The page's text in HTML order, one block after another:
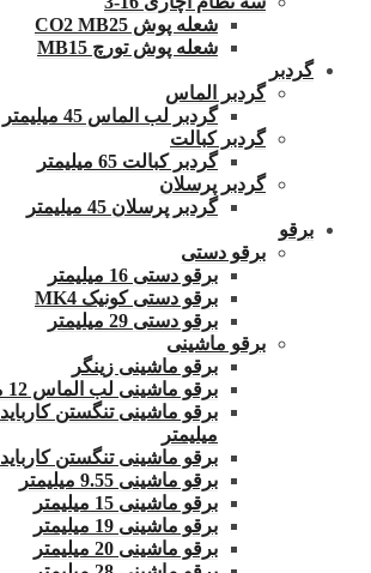
شعله پوش CO2 MB25
شعله پوش تورچ MB15
گردبر
گردبر الماس
گردبر لب الماس 45 میلیمتر
گردبر کبالت
گردبر کبالت 65 میلیمتر
گردبر پرسلان
گردبر پرسلان 45 میلیمتر
برقو
برقو دستی
برقو دستی 16 میلیمتر
برقو دستی کونیک MK4
برقو دستی 29 میلیمتر
برقو ماشینی
برقو ماشینی زینگر
برقو ماشینی لب الماس 12 میلیمتر
میلیمتر
برقو ماشینی تنگستن کارباید 16 میلیمتر
برقو ماشینی 9.55 میلیمتر
برقو ماشینی 15 میلیمتر
برقو ماشینی 19 میلیمتر
برقو ماشینی 20 میلیمتر